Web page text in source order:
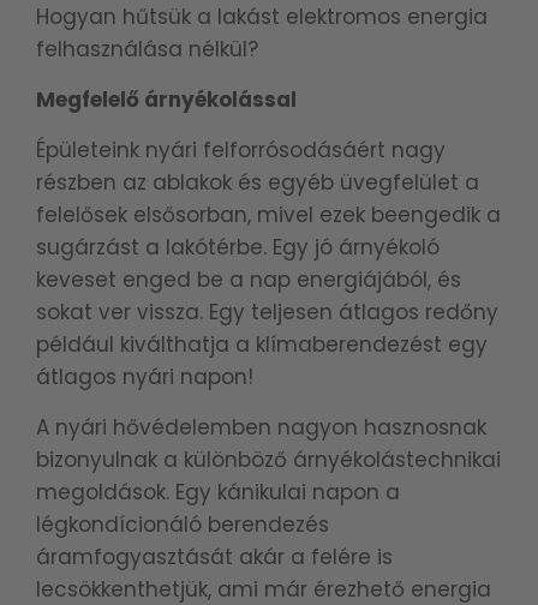
Hogyan hűtsük a lakást elektromos energia
felhasználása nélkül?
Megfelelő árnyékolással
Épületeink nyári felforrósodásáért nagy
részben az ablakok és egyéb üvegfelület a
felelősek elsősorban, mivel ezek beengedik a
sugárzást a lakótérbe. Egy jó árnyékoló
keveset enged be a nap energiájából, és
sokat ver vissza. Egy teljesen átlagos redőny
például kiválthatja a klímaberendezést egy
átlagos nyári napon!
A nyári hővédelemben nagyon hasznosnak
bizonyulnak a különböző árnyékolástechnikai
megoldások. Egy kánikulai napon a
légkondícionáló berendezés
áramfogyasztását akár a felére is
lecsökkenthetjük, ami már érezhető energia